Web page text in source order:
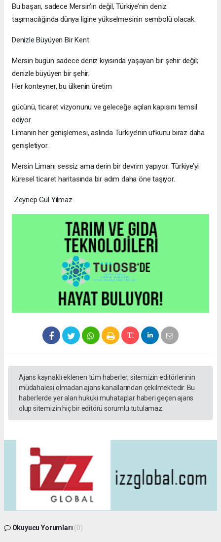
Bu başarı, sadece Mersin’in değil, Türkiye’nin deniz
taşımacılığında dünya ligine yükselmesinin sembolü olacak.
Denizle Büyüyen Bir Kent
Mersin bugün sadece deniz kıyısında yaşayan bir şehir değil;
denizle büyüyen bir şehir.
Her konteyner, bu ülkenin üretim
gücünü, ticaret vizyonunu ve geleceğe açılan kapısını temsil
ediyor.
Limanın her genişlemesi, aslında Türkiye’nin ufkunu biraz daha
genişletiyor.
Mersin Limanı sessiz ama derin bir devrim yapıyor: Türkiye’yi
küresel ticaret haritasında bir adım daha öne taşıyor.
Zeynep Gül Yılmaz
Ajans kaynaklı eklenen tüm haberler, sitemizin editörlerinin
müdahalesi olmadan ajans kanallarından çekilmektedir. Bu
haberlerde yer alan hukuki muhataplar haberi geçen ajans
olup sitemizin hiç bir editörü sorumlu tutulamaz.
Okuyucu Yorumları (0)